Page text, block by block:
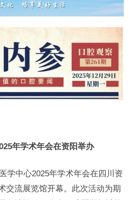
年学术年会在资阳举办
学中心2025年学术年会在四川资
交流展览馆开幕。此次活动为期